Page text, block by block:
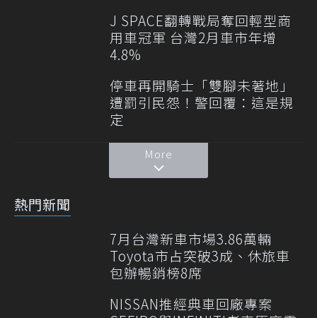
J SPACE翻轉戰局奪回輕型商
用車冠軍 台灣2月車市年增
4.8%
停車再開騎士「雙腳未著地」
遭罰引民怨！警回覆：這是規
定
More
熱門新聞
7月台灣新車市場3.86萬輛
Toyota市占突破3成、休旅車
包辦暢銷榜8席
NISSAN推經典車回廠專案